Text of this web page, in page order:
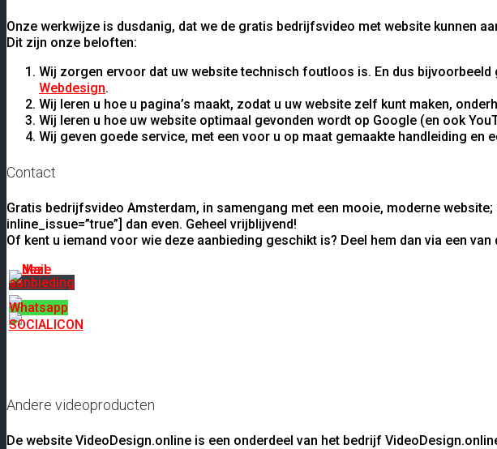
Onze werkwijze is dusdanig, dat we de gratis bedrijfsvideo met website kunnen
Dit zijn onze beloften:
Wij zorgen ervoor dat uw website technisch foutloos is. En dus
Webdesign.
Wij leren u hoe u pagina’s maakt, zodat u uw website zelf kunt maken,
Wij leren u hoe uw website optimaal gevonden wordt op Google (en ook
Wij geven goede service, met een voor u op maat gemaakte handleiding en
Contact
Gratis bedrijfsvideo Amsterdam, in samengang met een mooie, moderne
inline_issue=”true”] dan even. Geheel vrijblijvend!
Of kent u iemand voor wie deze aanbieding geschikt is? Deel hem dan via een
Andere videoproducten
De website VideoDesign.online is een onderdeel van het bedrijf